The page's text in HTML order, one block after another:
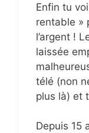
Enfin tu
rentable »
l’argent !
laissée
télé (non
plus là) et
Depuis 15